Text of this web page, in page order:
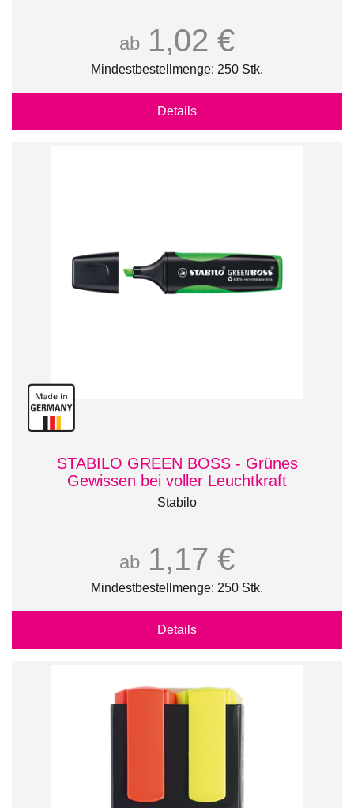
ab 1,02 €
Mindestbestellmenge: 250 Stk.
Details
STABILO GREEN BOSS - Grünes
Gewissen bei voller Leuchtkraft
Stabilo
ab 1,17 €
Mindestbestellmenge: 250 Stk.
Details